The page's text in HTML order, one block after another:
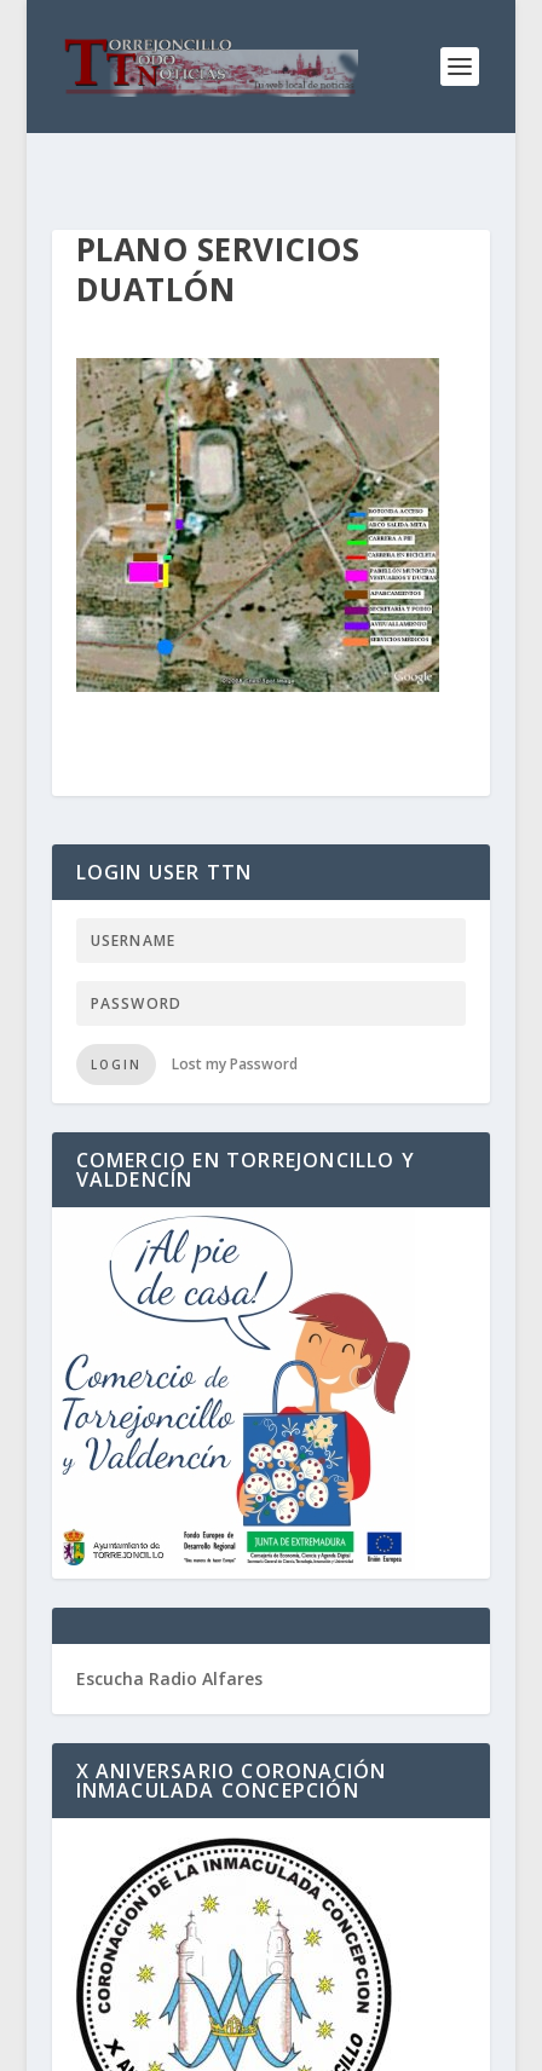
PLANO SERVICIOS
DUATLÓN
LOGIN USER TTN
LOGIN Lost my Password
COMERCIO EN TORREJONCILLO Y
VALDENCÍN
Escucha Radio Alfares
X ANIVERSARIO CORONACIÓN
INMACULADA CONCEPCIÓN